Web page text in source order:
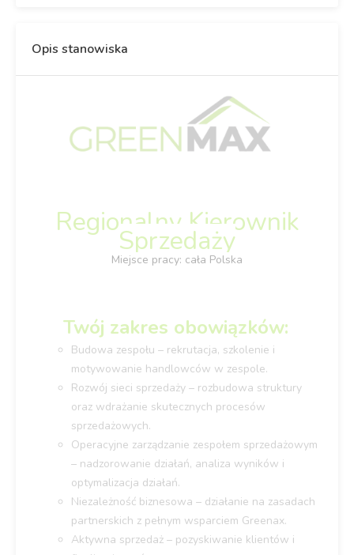
Opis stanowiska
Regionalny Kierownik
Sprzedaży
Miejsce pracy: cała Polska
Twój zakres obowiązków:
Budowa zespołu – rekrutacja, szkolenie i
motywowanie handlowców w zespole.
Rozwój sieci sprzedaży – rozbudowa struktury
oraz wdrażanie skutecznych procesów
sprzedażowych.
Operacyjne zarządzanie zespołem sprzedażowym
– nadzorowanie działań, analiza wyników i
optymalizacja działań.
Niezależność biznesowa – działanie na zasadach
partnerskich z pełnym wsparciem Greenax.
Aktywna sprzedaż – pozyskiwanie klientów i